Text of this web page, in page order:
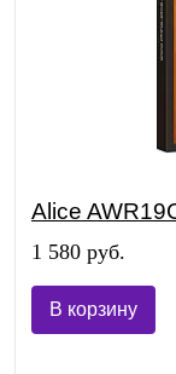
Alice
1 580 руб.
В корзину